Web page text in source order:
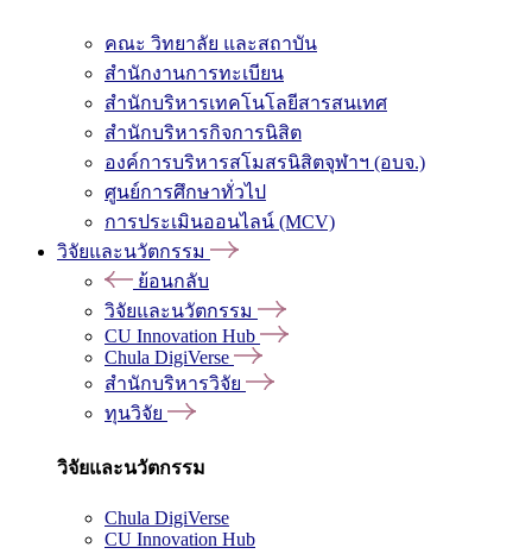
คณะ วิทยาลัย และสถาบัน
สำนักงานการทะเบียน
สำนักบริหารเทคโนโลยีสารสนเทศ
สำนักบริหารกิจการนิสิต
องค์การบริหารสโมสรนิสิตจุฬาฯ (อบจ.)
ศูนย์การศึกษาทั่วไป
การประเมินออนไลน์ (MCV)
วิจัยและนวัตกรรม
ย้อนกลับ
วิจัยและนวัตกรรม
CU Innovation Hub
Chula DigiVerse
สำนักบริหารวิจัย
ทุนวิจัย
วิจัยและนวัตกรรม
Chula DigiVerse
CU Innovation Hub